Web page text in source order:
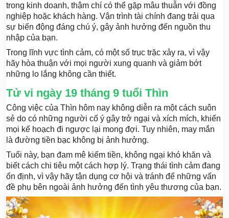
trong kinh doanh, thậm chí có thể gặp mâu thuẫn với đồng
nghiệp hoặc khách hàng. Vận trình tài chính đang trải qua
sự biến động đáng chú ý, gây ảnh hưởng đến nguồn thu
nhập của bạn.
Trong lĩnh vực tình cảm, có một số trục trặc xảy ra, vì vậy
hãy hòa thuận với mọi người xung quanh và giảm bớt
những lo lắng không cần thiết.
Tử vi ngày 19 tháng 9 tuổi Thìn
Công việc của Thìn hôm nay không diễn ra một cách suôn
sẻ do có những người cố ý gây trở ngại và xích mích, khiến
mọi kế hoạch đi ngược lại mong đợi. Tuy nhiên, may mắn
là đường tiền bạc không bị ảnh hưởng.
Tuổi này, bạn đam mê kiếm tiền, không ngại khó khăn và
biết cách chi tiêu một cách hợp lý. Trạng thái tình cảm đang
ổn định, vì vậy hãy tận dụng cơ hội và tránh để những vấn
đề phụ bên ngoài ảnh hưởng đến tình yêu thương của bạn.